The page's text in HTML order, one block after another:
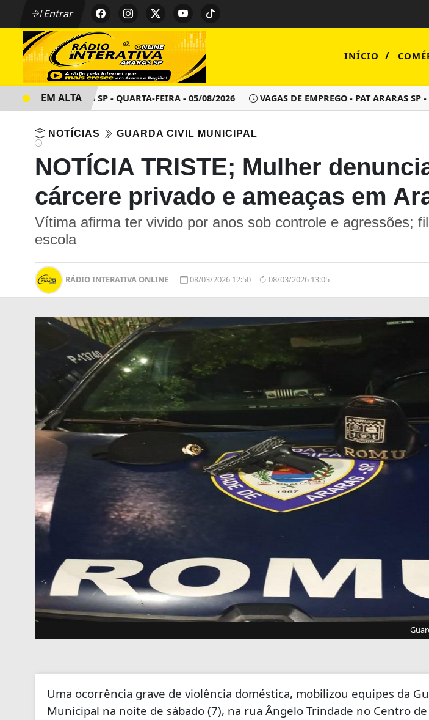
Entrar
INÍCIO /
- ARARAS SP - QUARTA-FEIRA - 05/08/2026 VAGAS DE EMPREGO - PAT ARARAS SP -
EM ALTA
NOTÍCIAS GUARDA CIVIL MUNICIPAL
NOTÍCIA TRISTE; Mulher
cárcere privado e ameaças em
Vítima afirma ter vivido por anos sob controle e agressões;
escola
RÁDIO INTERATIVA ONLINE 08/03/2026 12:50 08/03/2026 13:05
Uma ocorrência grave de violência doméstica, mobilizou equipes da
Municipal na noite de sábado (7), na rua Ângelo Trindade no Centro de